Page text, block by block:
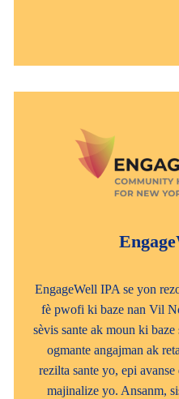
EngageWell IPA se yon
fè pwofi ki baze nan Vil
sèvis sante ak moun ki
ogmante angajman ak
rezilta sante yo, epi
majinalize yo. Ansanm,